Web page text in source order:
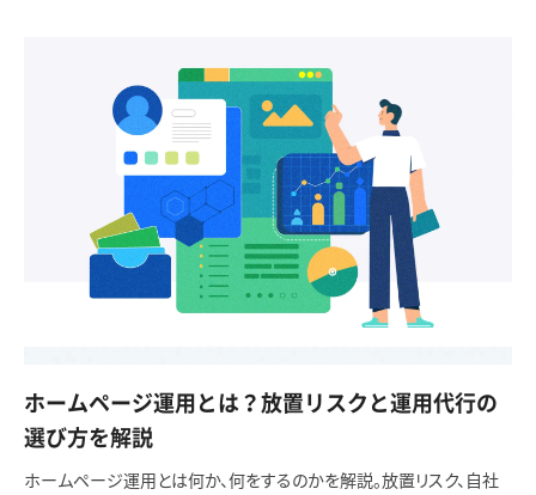
ホームページ運用とは？放置リスクと運用代行の
選び方を解説
ホームページ運用とは何か、何をするのかを解説。放置リスク、自社